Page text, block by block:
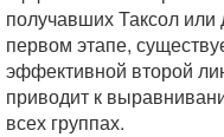
получавших Таксол
первом этапе,
эффективной второй
приводит к
всех группах.